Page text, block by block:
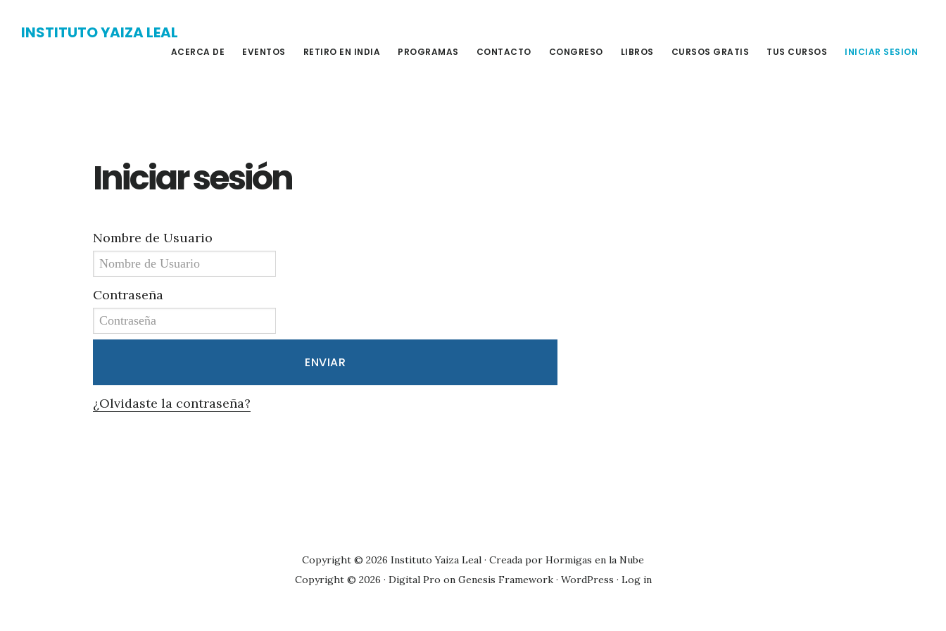
INSTITUTO YAIZA LEAL
ACERCA DE EVENTOS RETIRO EN INDIA PROGRAMAS CONTACTO CONGRESO LIBROS CURSOS GRATIS TUS CURSOS INICIAR SESION
Iniciar sesión
Nombre de Usuario
Contraseña
¿Olvidaste la contraseña?
Copyright © 2026 Instituto Yaiza Leal · Creada por Hormigas en la Nube
Copyright © 2026 · Digital Pro on Genesis Framework· WordPress · Log in